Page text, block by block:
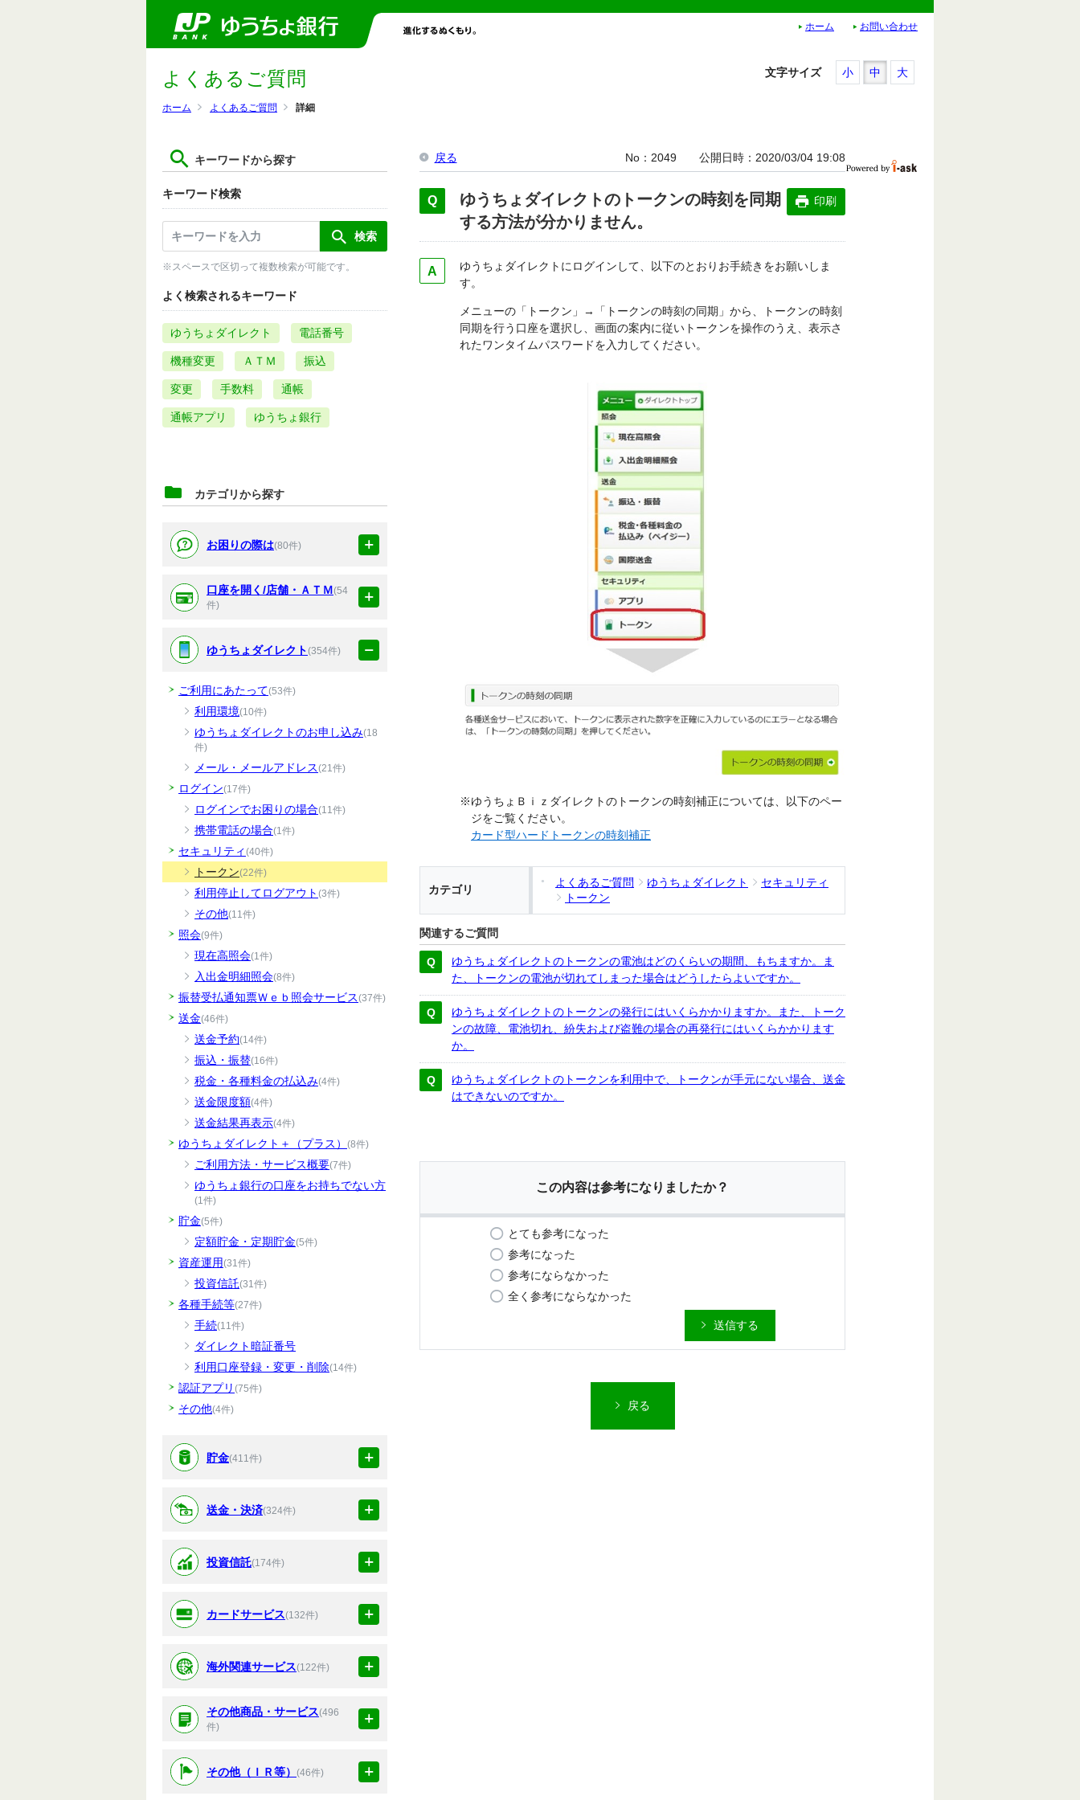
ホーム お問い合わせ
ホーム よくあるご質問 詳細
よくあるご質問
キーワードから探す
キーワード検索
※スペースで区切って複数検索が可能です。
よく検索されるキーワード
ゆうちょダイレクト 電話番号
機種変更 ＡＴＭ 振込
変更 手数料 通帳
通帳アプリ ゆうちょ銀行
カテゴリから探す
お困りの際は(80件)
口座を開く/店舗・ＡＴＭ(54
件)
ゆうちょダイレクト(354件)
ご利用にあたって(53件)
利用環境(10件)
ゆうちょダイレクトのお申し込み(18
件)
メール・メールアドレス(21件)
ログイン(17件)
ログインでお困りの場合(11件)
携帯電話の場合(1件)
セキュリティ (40件)
トークン(22件)
利用停止してログアウト (3件)
その他(11件)
照会(9件)
現在高照会(1件)
入出金明細照会(8件)
振替受払通知票Ｗｅｂ照会サービス(37件)
送金(46件)
送金予約(14件)
振込・振替(16件)
税金・各種料金の払込み(4件)
送金限度額(4件)
送金結果再表示(4件)
ゆうちょダイレクト＋（プラス） (8件)
ご利用方法・サービス概要(7件)
ゆうちょ銀行の口座をお持ちでない方
(1件)
貯金(5件)
定額貯金・定期貯金(5件)
資産運用(31件)
投資信託(31件)
各種手続等(27件)
手続(11件)
ダイレクト暗証番号
利用口座登録・変更・削除(14件)
認証アプリ (75件)
その他(4件)
貯金(411件)
送金・決済(324件)
投資信託(174件)
カードサービス(132件)
海外関連サービス(122件)
その他商品・サービス(496
件)
その他（ＩＲ等） (46件)
文字サイズ 小 中 大
戻る No 2049 公開日時 2020/03/04 19:08
ゆうちょダイレクトのトークンの時刻を同期
する方法が分かりません。
印刷
ゆうちょダイレクトにログインして、以下のとおりお手続きをお願いしま
す。
メニューの「トークン」→「トークンの時刻の同期」から、トークンの時刻
同期を行う口座を選択し、画面の案内に従いトークンを操作のうえ、表示さ
れたワンタイムパスワードを入力してください。
※ゆうちょＢｉｚダイレクトのトークンの時刻補正については、以下のペー
ジをご覧ください。
カード型ハードトークンの時刻補正
カテゴリ
よくあるご質問 ゆうちょダイレクト
セキュリティ
トークン
関連するご質問
ゆうちょダイレクトのトークンの電池はどのくらいの期間、もちますか。ま
た、トークンの電池が切れてしまった場合はどうしたらよいですか。
ゆうちょダイレクトのトークンの発行にはいくらかかりますか。また、トーク
ンの故障、電池切れ、紛失および盗難の場合の再発行にはいくらかかります
か。
ゆうちょダイレクトのトークンを利用中で、トークンが手元にない場合、送金
はできないのですか。
この内容は参考になりましたか？
とても参考になった
参考になった
参考にならなかった
全く参考にならなかった
送信する
戻る